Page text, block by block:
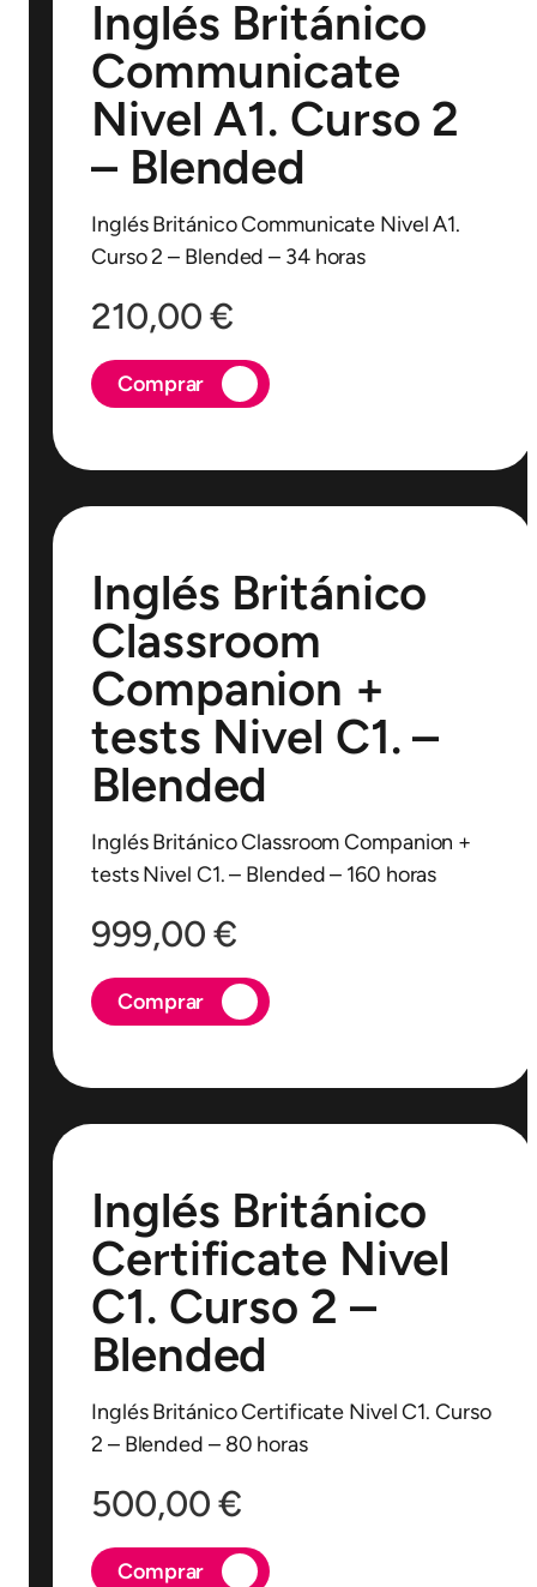
Inglés Británico
Communicate
Nivel A1. Curso 2
– Blended
Inglés Británico Communicate Nivel A1.
Curso 2 – Blended – 34 horas
210,00€
Comprar
Inglés Británico
Classroom
Companion +
tests Nivel C1. –
Blended
Inglés Británico Classroom Companion +
tests Nivel C1. – Blended – 160 horas
999,00€
Comprar
Inglés Británico
Certificate Nivel
C1. Curso 2 –
Blended
Inglés Británico Certificate Nivel C1. Curso
2 – Blended – 80 horas
500,00€
Comprar